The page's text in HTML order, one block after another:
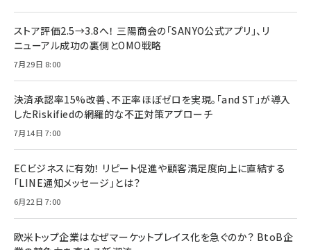
ストア評価2.5→3.8へ！ 三陽商会の「SANYO公式アプリ」、リ
ニューアル成功の裏側とOMO戦略
7月29日 8:00
決済承認率15%改善、不正率ほぼゼロを実現。「and ST」が導入
したRiskifiedの網羅的な不正対策アプローチ
7月14日 7:00
ECビジネスに有効！ リピート促進や顧客満足度向上に直結する
「LINE通知メッセージ」とは？
6月22日 7:00
欧米トップ企業はなぜマーケットプレイス化を急ぐのか？ BtoB企